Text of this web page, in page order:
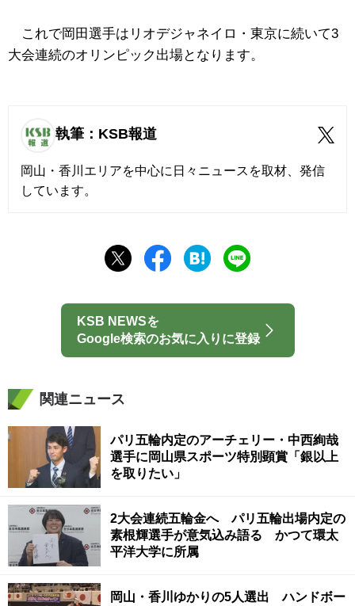
これで岡田選手はリオデジャネイロ・東京に続いて3
大会連続のオリンピック出場となります。
執筆：KSB報道
岡山・香川エリアを中心に日々ニュースを取材、発信
しています。
KSB NEWSを
Google検索のお気に入りに登録
関連ニュース
パリ五輪内定のアーチェリー・中西絢哉
選手に岡山県スポーツ特別顕賞「銀以上
を取りたい」
2大会連続五輪金へ パリ五輪出場内定の
素根輝選手が意気込み語る かつて環太
平洋大学に所属
岡山・香川ゆかりの5人選出 ハンドボー